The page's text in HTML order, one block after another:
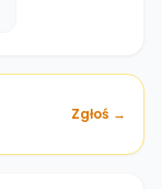
Zgłoś →